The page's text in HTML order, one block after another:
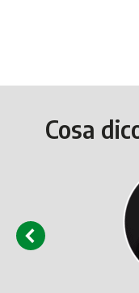
Cosa